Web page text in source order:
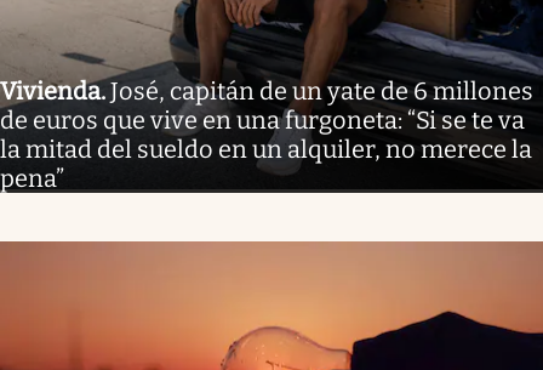
Vivienda.José, capitán de un yate de 6 millones
de euros que vive en una furgoneta: “Si se te va
la mitad del sueldo en un alquiler, no merece la
pena”